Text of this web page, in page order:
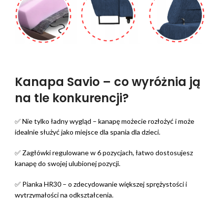
Kanapa Savio – co wyróżnia ją
na tle konkurencji?
✅ Nie tylko ładny wygląd – kanapę możecie rozłożyć i może
idealnie służyć jako miejsce dla spania dla dzieci.
✅ Zagłówki regulowane w 6 pozycjach, łatwo dostosujesz
kanapę do swojej ulubionej pozycji.
✅ Pianka HR30 – o zdecydowanie większej sprężystości i
wytrzymałości na odkształcenia.